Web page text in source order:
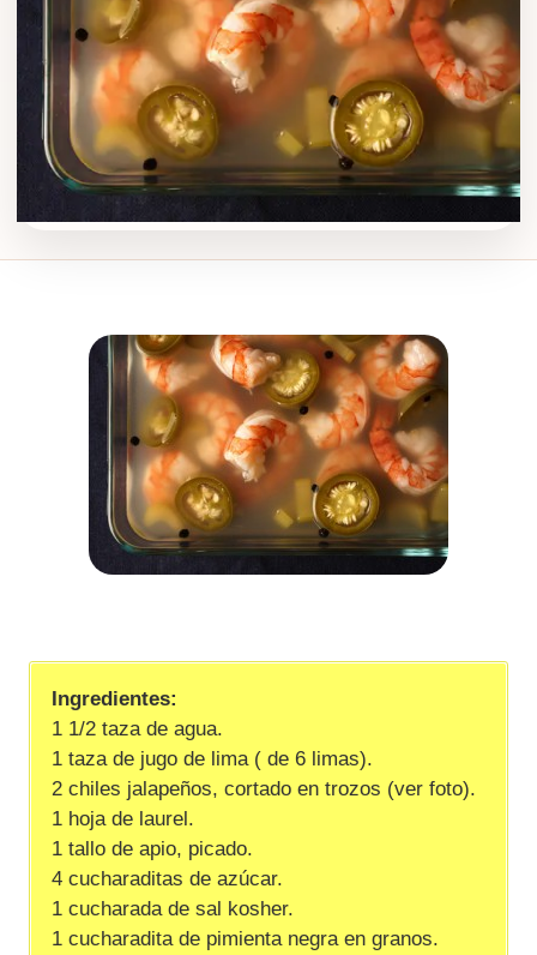
Ingredientes:
1 1/2 taza de agua.
1 taza de jugo de lima ( de 6 limas).
2 chiles jalapeños, cortado en trozos (ver foto).
1 hoja de laurel.
1 tallo de apio, picado.
4 cucharaditas de azúcar.
1 cucharada de sal kosher.
1 cucharadita de pimienta negra en granos.